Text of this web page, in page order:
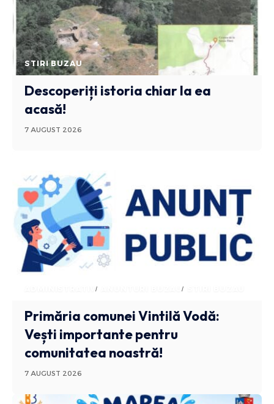
STIRI BUZAU
Descoperiți istoria chiar la ea
acasă!
7 AUGUST 2026
ADMINISTRATIV ANUNTURI BUZAU
Primăria comunei Vintilă Vodă:
Vești importante pentru
comunitatea noastră!
7 AUGUST 2026